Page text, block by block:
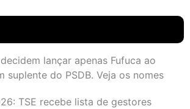
lançar apenas Fufuca ao
suplente do PSDB. Veja os nomes
TSE recebe lista de gestores